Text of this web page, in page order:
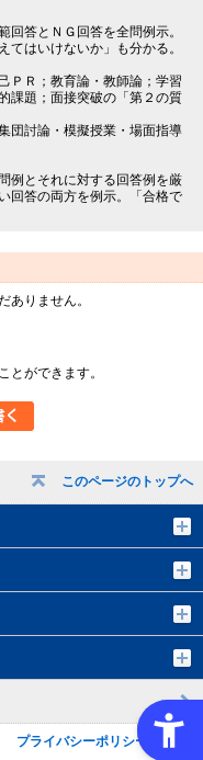
このページのトップへ
回答とＮＧ回答を全問例示。
てはいけないか」も分かる。
ＰＲ；教育論・教師論；学習
課題；面接突破の「第２の質
団討論・模擬授業・場面指導
例とそれに対する回答例を厳
回答の両方を例示。「合格で
ありません。
とができます。
プライバシーポリシー